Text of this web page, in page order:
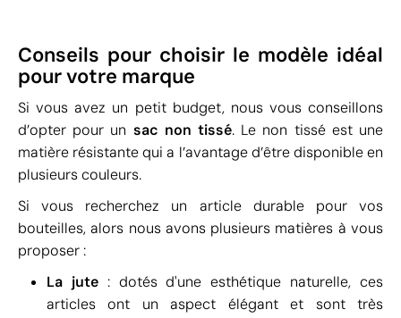
Conseils pour choisir le modèle idéal
pour votre marque
Si vous avez un petit budget, nous vous conseillons
d’opter pour un sac non tissé. Le non tissé est une
matière résistante qui a l’avantage d’être disponible en
plusieurs couleurs.
Si vous recherchez un article durable pour vos
bouteilles, alors nous avons plusieurs matières à vous
proposer :
La jute: dotés d'une esthétique naturelle, ces
articles ont un aspect élégant et sont très